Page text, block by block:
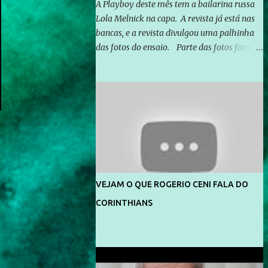
A Playboy deste mês tem a bailarina russa
Lola Melnick na capa. A revista já está nas
bancas, e a revista divulgou uma palhinha
das fotos do ensaio. Parte das fotos foram
divulga capa e primeiras fotos de Lola
Melnick - @aredacao
VEJAM O QUE ROGERIO CENI FALA DO
CORINTHIANS